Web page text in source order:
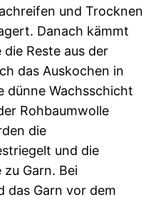
und Trocknen
Danach kämmt
Reste aus der
das Auskochen in
dünne Wachsschicht
Rohbaumwolle
die
und die
Garn. Bei
das Garn vor dem